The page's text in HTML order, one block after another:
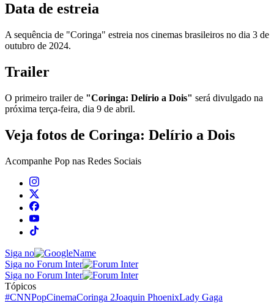
Data de estreia
A sequência de "Coringa" estreia nos cinemas brasileiros no dia 3 de
outubro de 2024.
Trailer
O primeiro trailer de "Coringa: Delírio a Dois" será divulgado na
próxima terça-feira, dia 9 de abril.
Veja fotos de Coringa: Delírio a Dois
Acompanhe Pop nas Redes Sociais
Siga no
Siga no Forum Inter
Siga no Forum Inter
Tópicos
#CNNPopCinemaCoringa 2Joaquin PhoenixLady Gaga